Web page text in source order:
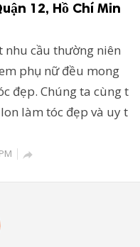
12, Hồ Chí Min
nhu cầu thường niên
phụ nữ đều mong
đẹp. Chúng ta cùng t
làm tóc đẹp và uy t
